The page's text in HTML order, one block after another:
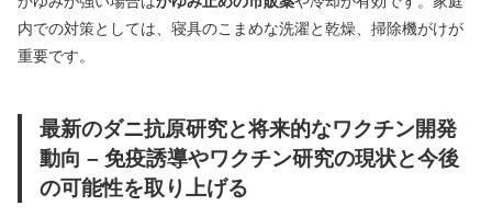
内での対策としては、寝具のこまめな洗濯と乾燥、掃除機がけが
重要です。
最新のダニ抗原研究と将来的なワクチン開発
動向 – 免疫誘導やワクチン研究の現状と今後
の可能性を取り上げる